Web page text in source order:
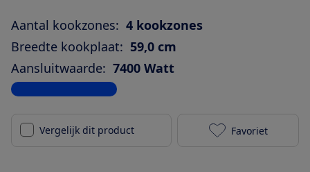
Aantal kookzones: 4 kookzones
Breedte kookplaat: 59,0 cm
Aansluitwaarde: 7400 Watt
Bekijk alle specificaties
Vergelijk dit product Bosch
Favoriet